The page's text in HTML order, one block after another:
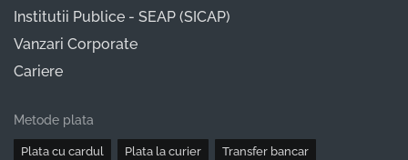
Institutii Publice - SEAP (SICAP)
Vanzari Corporate
Cariere
Metode plata
Plata cu cardul Plata la curier Transfer bancar